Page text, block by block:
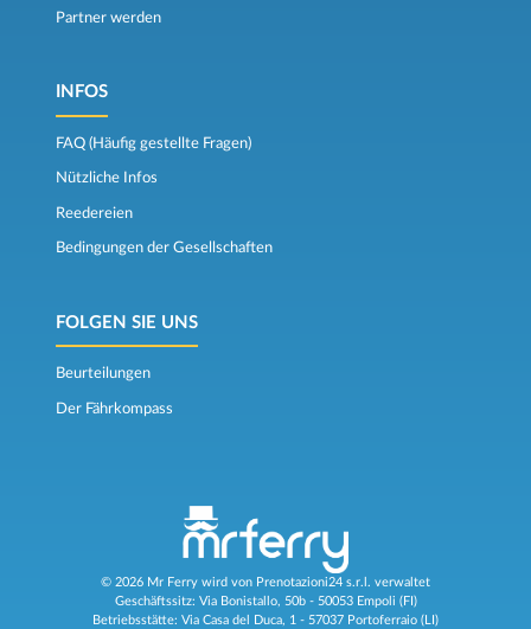
Partner werden
INFOS
FAQ (Häufig gestellte Fragen)
Nützliche Infos
Reedereien
Bedingungen der Gesellschaften
FOLGEN SIE UNS
Beurteilungen
Der Fährkompass
© 2026 Mr Ferry wird von Prenotazioni24 s.r.l. verwaltet
Geschäftssitz: Via Bonistallo, 50b - 50053 Empoli (FI)
Betriebsstätte: Via Casa del Duca, 1 - 57037 Portoferraio (LI)